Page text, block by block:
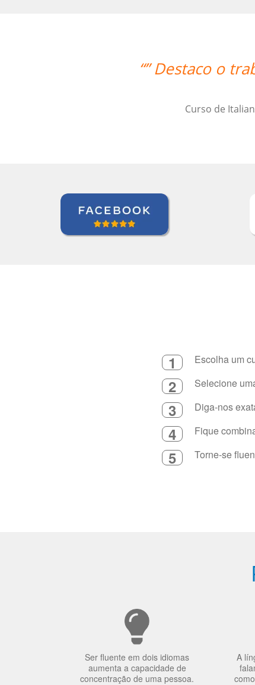
Enrico, que sempre foi
(Colonel), Brazilian Air Force Base, São Paulo (Força
1 Escolha um
2 Selecione
3 Diga-nos
4 Fique
5 Torne-se
Ser fluente em dois idiomas
aumenta a capacidade de
concentração de uma pessoa.
A